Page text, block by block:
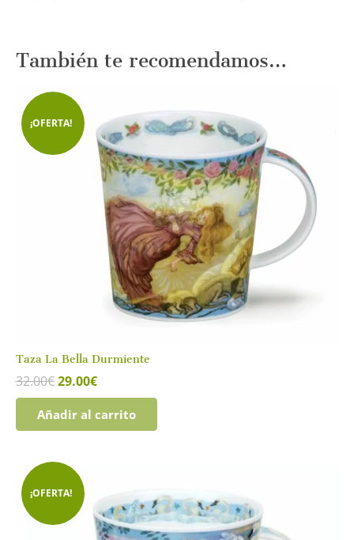
También te recomendamos…
¡OFERTA!
Taza La Bella Durmiente
32.00€ El
precio
original
era:
29.00€El
precio
actual
es:
Añadir al carrito
¡OFERTA!